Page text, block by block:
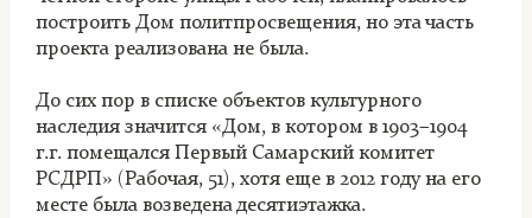
построить Дом политпросвещения, но эта часть
проекта реализована не была.
До сих пор в списке объектов культурного
наследия значится «Дом, в котором в 1903–1904
г.г. помещался Первый Самарский комитет
РСДРП» (Рабочая, 51), хотя еще в 2012 году на его
месте была возведена десятиэтажка.